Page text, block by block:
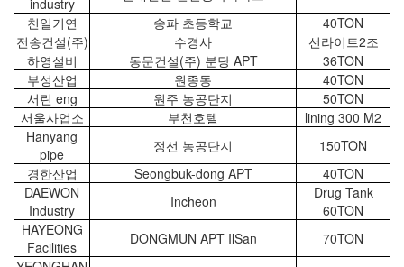
industry
천일기연
송파 초등학교
40TON
전송건설(주)
수경사
선라이트2조
하영설비
동문건설(주) 분당 APT
36TON
부성산업
원종동
40TON
서린 eng
원주 농공단지
50TON
서울사업소
부천호텔
lining 300 M2
Hanyang
pipe
정선 농공단지
150TON
경한산업
Seongbuk-dong APT
40TON
DAEWON
Industry
Incheon
Drug Tank
60TON
HAYEONG
Facilities
DONGMUN APT IlSan
70TON